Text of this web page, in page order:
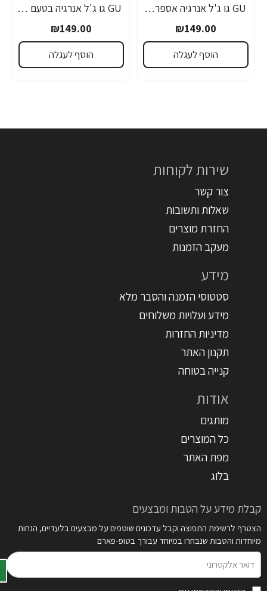
GU גו ג'ל אנרגיה אספרסו 32 גרם - 24 יחידות
₪149.00
הוסף לעגלה
GU גו ג'ל אנרגיה בטעם פטל שחור 32 גרם - 24 יחידות
₪149.00
הוסף לעגלה
שירות לקוחות
צור קשר
שאלות ותשובות
החזרת מוצרים
מעקב הזמנות
מידע
סטטוסי הזמנה והסבר מלא
מידע ועלויות משלוחים
מדיניות החזרות
תקנון האתר
קנייה בטוחה
אודות
מותגים
כל המוצרים
מפת האתר
בלוג
קבלת מידע על הטבות ומבצעים
הצטרף לרשימת התפוצה וקבל עדכונים שוטפים על מבצעים בלעדיים, הנחות
מיוחדות והטבות שנבחרו במיוחד עבורך בטופ-פארם
אלקטרוני